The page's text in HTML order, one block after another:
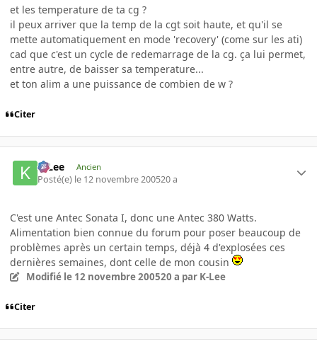
et les temperature de ta cg ?
il peux arriver que la temp de la cgt soit haute, et qu'il se
mette automatiquement en mode 'recovery' (come sur les ati)
cad que c'est un cycle de redemarrage de la cg. ça lui permet,
entre autre, de baisser sa temperature...
et ton alim a une puissance de combien de w ?
Citer
K-Lee Ancien
Posté(e) le 12 novembre 200520 a
C'est une Antec Sonata I, donc une Antec 380 Watts.
Alimentation bien connue du forum pour poser beaucoup de
problèmes après un certain temps, déjà 4 d'explosées ces
dernières semaines, dont celle de mon cousin
Modifié le 12 novembre 200520 a par K-Lee
Citer